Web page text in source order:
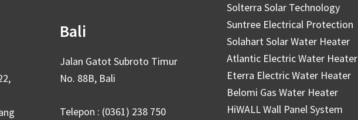
Bali
Jalan Gatot Subroto Timur
No. 88B, Bali
Telepon : (0361) 238 750
Solterra Solar Technology
Suntree Electrical Protection
Solahart Solar Water Heater
Atlantic Electric Water Heater
Eterra Electric Water Heater
Belomi Gas Water Heater
HiWALL Wall Panel System